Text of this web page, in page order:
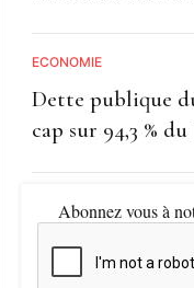
ECONOMIE
Dette publique
cap sur 94,3 %
Abonnez vous à